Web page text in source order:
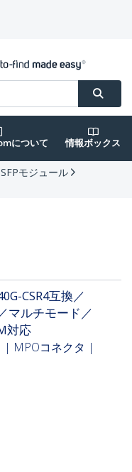
について 情報ボックス
SFPモジュール
CSR4互換／
マルチモード／
対応
| MPOコネクタ |